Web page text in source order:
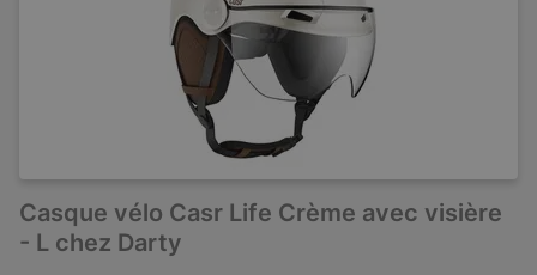
Casque vélo Casr Life Crème avec visière
- L chez Darty